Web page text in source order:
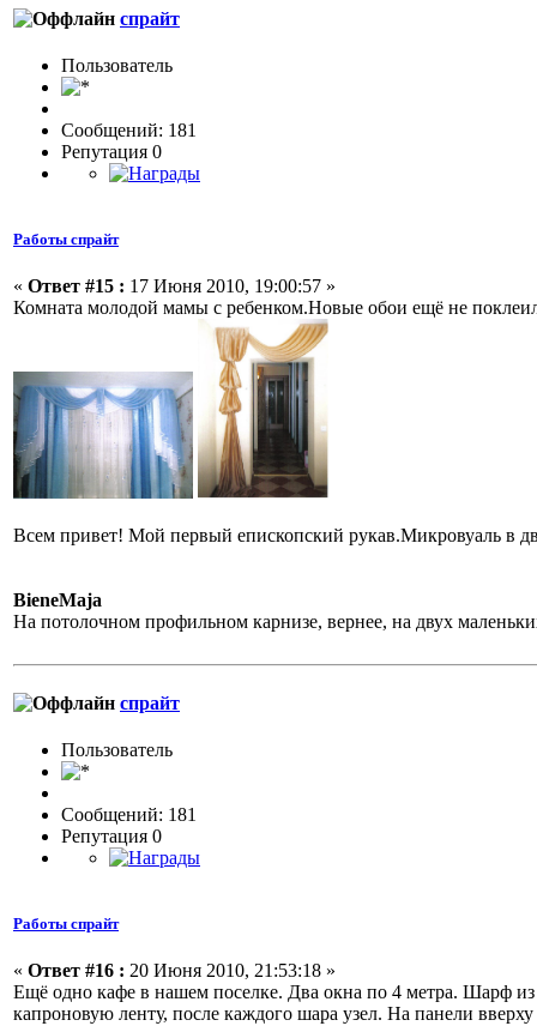
спрайт
Пользовaтeль
Сообщений: 181
Репутация 0
Работы спрайт
« Ответ #15 : 17 Июня 2010, 19:00:57 »
Комната молодой мамы с ребенком.Новые обои ещё не
Всем привет! Мой первый епископский рукав.Микровуаль в
BieneMaja
На потолочном профильном карнизе, вернее, на двух
спрайт
Пользовaтeль
Сообщений: 181
Репутация 0
Работы спрайт
« Ответ #16 : 20 Июня 2010, 21:53:18 »
Ещё одно кафе в нашем поселке. Два окна по 4 метра. Шарф
капроновую ленту, после каждого шара узел. На панели